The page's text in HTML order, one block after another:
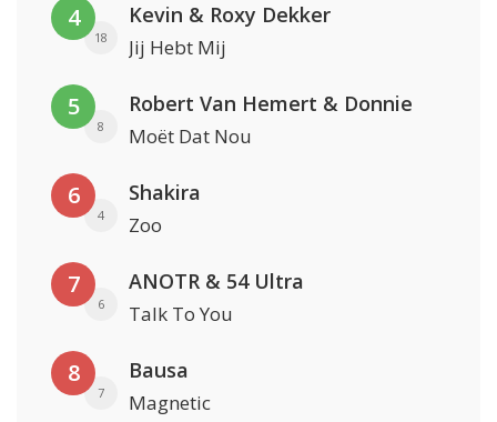
4
18
Kevin & Roxy Dekker
Jij Hebt Mij
5
8
Robert Van Hemert & Donnie
Moët Dat Nou
6
4
Shakira
Zoo
7
6
ANOTR & 54 Ultra
Talk To You
8
7
Bausa
Magnetic